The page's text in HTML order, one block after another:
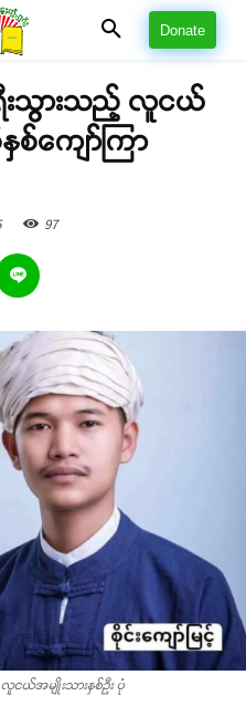
Donate
းသွားသည့် လူငယ်
စ်ကျော်ကြာ
97
ငယ်အမျိုးသားနှစ်ဉီး ပုံ